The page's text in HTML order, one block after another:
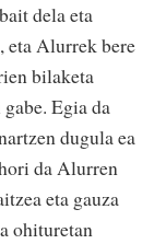
dela eta
eta Alurrek bere
bilaketa
Egia da
dugula ea
da Alurren
eta gauza
ohituretan